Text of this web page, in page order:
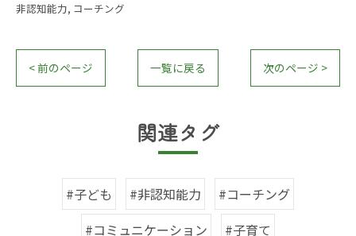
非認知能力 コーチング
< 前のページ 一覧に戻る 次のページ >
関連タグ
#子ども #非認知能力
#コーチング
#コミュニケーション
#子育て